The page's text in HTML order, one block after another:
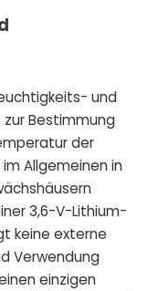
und
Bestimmung
der
Allgemeinen in
3,6-V-Lithium-
keine externe
Verwendung
einzigen